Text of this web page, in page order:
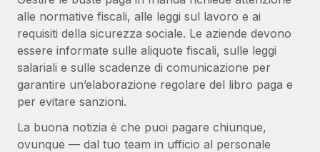
alle normative fiscali, alle leggi sul lavoro e ai
requisiti della sicurezza sociale. Le aziende devono
essere informate sulle aliquote fiscali, sulle leggi
salariali e sulle scadenze di comunicazione per
garantire un’elaborazione regolare del libro paga e
per evitare sanzioni.
La buona notizia è che puoi pagare chiunque,
ovunque — dal tuo team in ufficio al personale